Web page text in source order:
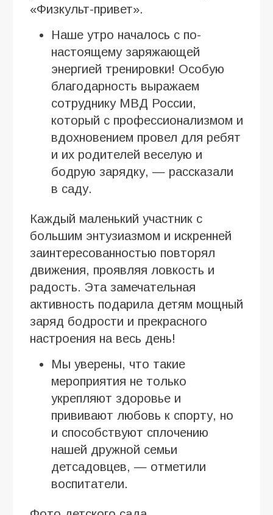
«Физкульт-привет».
Наше утро началось с по-
настоящему заряжающей
энергией тренировки! Особую
благодарность выражаем
сотруднику МВД России,
который с профессионализмом и
вдохновением провел для ребят
и их родителей веселую и
бодрую зарядку, — рассказали
в саду.
Каждый маленький участник с
большим энтузиазмом и искренней
заинтересованностью повторял
движения, проявляя ловкость и
радость. Эта замечательная
активность подарила детям мощный
заряд бодрости и прекрасного
настроения на весь день!
Мы уверены, что такие
мероприятия не только
укрепляют здоровье и
прививают любовь к спорту, но
и способствуют сплочению
нашей дружной семьи
детсадовцев, — отметили
воспитатели.